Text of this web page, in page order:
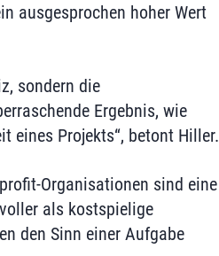
ausgesprochen hoher Wert
sondern die
Ergebnis, wie
eines Projekts“, betont Hiller.
Organisationen sind eine
als kostspielige
den Sinn einer Aufgabe